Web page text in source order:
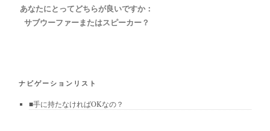
あなたにとってどちらが良いですか：
サブウーファーまたはスピーカー？
ナビゲーションリスト
■手に持たなければOKなの？